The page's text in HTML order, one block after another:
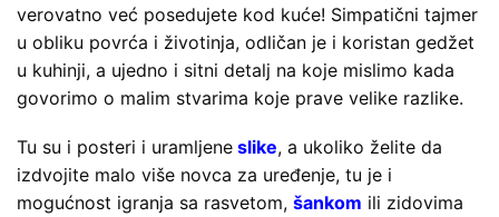
verovatno već posedujete kod kuće! Simpatični tajmer
u obliku povrća i životinja, odličan je i koristan gedžet
u kuhinji, a ujedno i sitni detalj na koje mislimo kada
govorimo o malim stvarima koje prave velike razlike.
Tu su i posteri i uramljene slike, a ukoliko želite da
izdvojite malo više novca za uređenje, tu je i
mogućnost igranja sa rasvetom, šankom ili zidovima